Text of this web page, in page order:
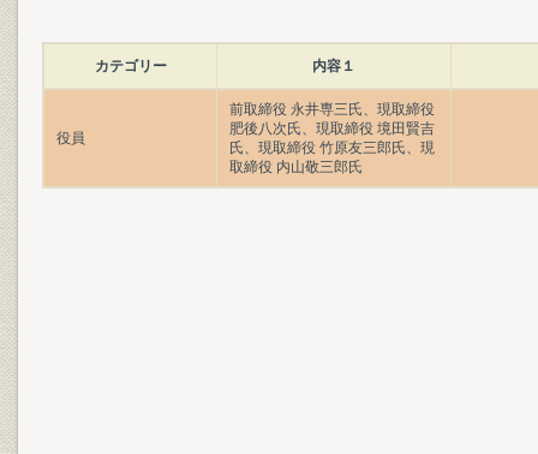
カテゴリー 内容１
役員
前取締役 永井専三氏、現取締役
肥後八次氏、現取締役 境田賢吉
氏、現取締役 竹原友三郎氏、現
取締役 内山敬三郎氏